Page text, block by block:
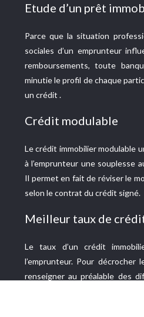
Etude d’un prêt
Parce que la situation
sociales d’un emprunteur
remboursements, toute
minutie le profil de chaque
un crédit .
Crédit modulable
Le crédit immobilier modulable
à l’emprunteur une souplesse
Il permet en fait de réviser le
selon le contrat du crédit signé.
Meilleur taux de
Le taux d’un crédit
l’emprunteur. Pour
renseigner au préalable des